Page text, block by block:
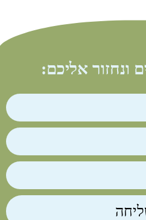
ונחזור אליכם: